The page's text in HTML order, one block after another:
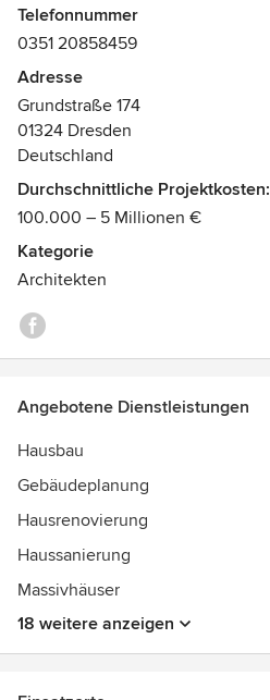
melden uns umgehend bei Ihnen.
Telefonnummer
0351 20858459
Adresse
Grundstraße 174
01324 Dresden
Deutschland
Durchschnittliche Projektkosten:
100.000 – 5 Millionen €
Kategorie
Architekten
Angebotene Dienstleistungen
Hausbau
Gebäudeplanung
Hausrenovierung
Haussanierung
Massivhäuser
18 weitere anzeigen